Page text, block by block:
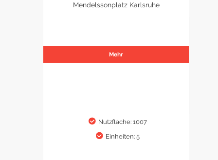
Mendelssonplatz Karlsruhe
Mehr
Nutzfläche: 1007
Einheiten: 5